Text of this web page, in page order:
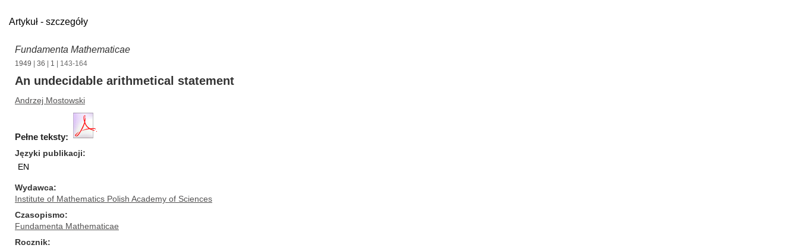
Artykuł - szczegóły
Fundamenta Mathematicae
1949 36 1 | 143-164
An undecidable arithmetical statement
Andrzej Mostowski
Pełne teksty:
Języki publikacji
EN
Wydawca
Institute of Mathematics Polish Academy of Sciences
Czasopismo
Fundamenta Mathematicae
Rocznik